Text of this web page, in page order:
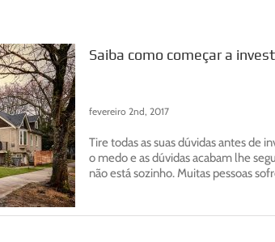
Saiba como começar a
fevereiro 2nd, 2017
Tire todas as suas dúvidas antes de
o medo e as dúvidas acabam lhe
não está sozinho. Muitas pessoas